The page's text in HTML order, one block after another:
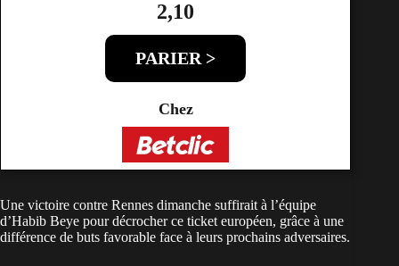
2,10
PARIER >
Chez
Une victoire contre Rennes dimanche suffirait à l’équipe
d’Habib Beye pour décrocher ce ticket européen, grâce à une
différence de buts favorable face à leurs prochains adversaires.